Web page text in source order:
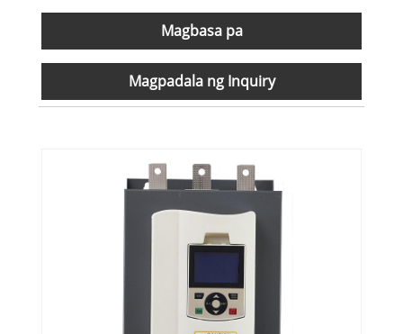
Magbasa pa
Magpadala ng Inquiry